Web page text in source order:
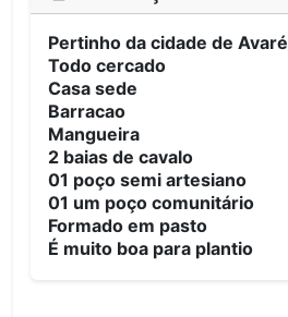
Pertinho da cidade de Avaré
Todo cercado
Casa sede
Barracao
Mangueira
2 baias de cavalo
01 poço semi artesiano
01 um poço comunitário
Formado em pasto
É muito boa para plantio